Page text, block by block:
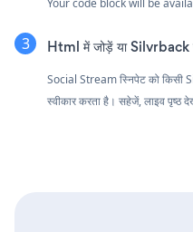
Html में जोड़ें या Silvrback
Social Stream स्निपेट को किसी
स्वीकार करता है। सहेजें, लाइव